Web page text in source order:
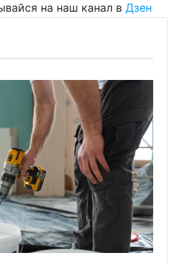
на наш канал в Дзен